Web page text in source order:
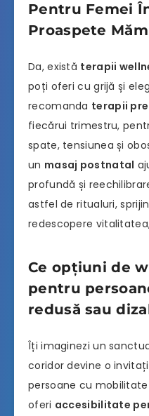
Pentru Femei
Proaspete
Da, există terapii
poți oferi cu grijă și
recomanda terapii
fiecărui trimestru,
spate, tensiunea și
un masaj postnatal
profundă și
astfel de ritualuri,
redescopere
Ce opțiuni de
pentru
redusă sau
Îți imaginezi un
coridor devine o
persoane cu
oferi accesibilitate